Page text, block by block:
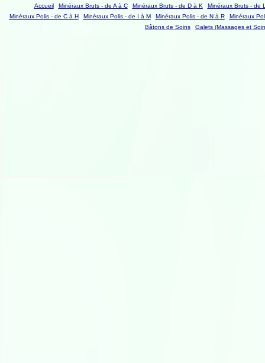
Accueil Minéraux Bruts - de A à C Minéraux Bruts - de D à K
Minéraux Bruts - de
Minéraux Polis - de C à H
Minéraux Polis - de I à M Minéraux Polis - de N à R
Minéraux
Bâtons de Soins
Galets (Massages et